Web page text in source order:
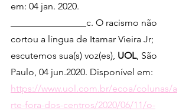
em: 04 jan. 2020.
________________c. O racismo não
cortou a língua de Itamar Vieira Jr;
escutemos sua(s) voz(es), UOL, São
Paulo, 04 jun.2020. Disponível em:
https://www.uol.com.br/ecoa/colunas/a
rte-fora-dos-centros/2020/06/11/o-